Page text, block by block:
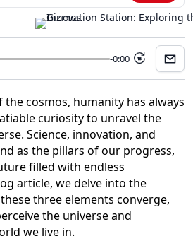
-0:00 15
the cosmos, humanity has always
curiosity to unravel the
Science, innovation, and
as the pillars of our progress,
filled with endless
article, we delve into the
three elements converge,
the universe and
we live in.